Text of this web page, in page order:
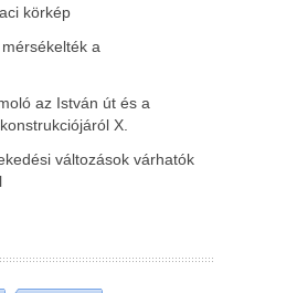
körkép
a
az István út és a
X.
változások várhatók